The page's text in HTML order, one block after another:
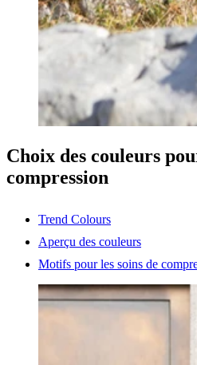
Choix des couleurs
compression
Trend Colours
Aperçu des couleurs
Motifs pour les soins de